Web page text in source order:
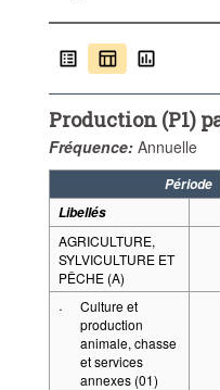
Production (P1)
Fréquence: Annuelle
Période
Libellés
AGRICULTURE,
SYLVICULTURE ET
PÊCHE (A)
·
Culture et
production
animale, chasse
et services
annexes (01)